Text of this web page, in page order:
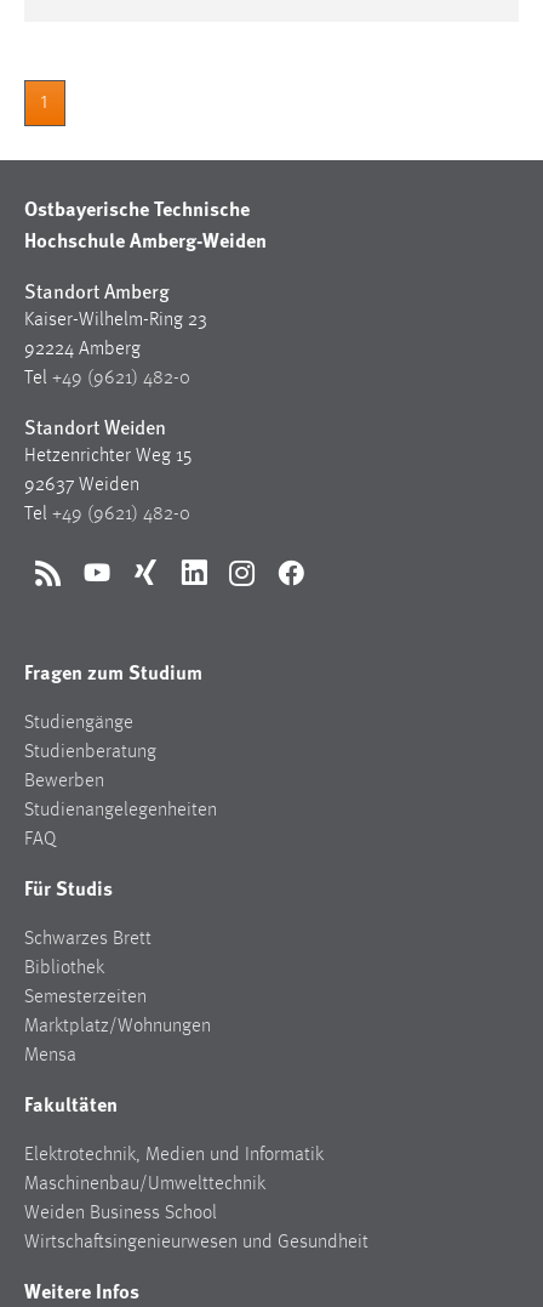
1
Ostbayerische Technische
Hochschule Amberg-Weiden
Standort Amberg
Kaiser-Wilhelm-Ring 23
92224 Amberg
Tel +49 (9621) 482-0
Standort Weiden
Hetzenrichter Weg 15
92637 Weiden
Tel +49 (9621) 482-0
RSS YouTubeXing LinkedInInstagramFacebook
Fragen zum Studium
Studiengänge
Studienberatung
Bewerben
Studienangelegenheiten
FAQ
Für Studis
Schwarzes Brett
Bibliothek
Semesterzeiten
Marktplatz/Wohnungen
Mensa
Fakultäten
Elektrotechnik, Medien und Informatik
Maschinenbau/Umwelttechnik
Weiden Business School
Wirtschaftsingenieurwesen und Gesundheit
Weitere Infos
Cookie Laufzeit:
Chat
Name:
MibewSessionID, MIBEW_UserID, mibew_locale, mibew-
Zweck:
Wird benötigt um die Chatfunktion nutzen zu können.
Cookie Laufzeit:
5e9dbeb1811c0446 = Sitzungslaufzeit, mibew_locale = 3
Login
Name:
Zweck:
Dieser Cookie ist notwendig um sich an der Website
Cookie Laufzeit:
STATISTIK
unsere Besucher unsere Website nutzen.
Matomo
Name:
_pk_ref, _pk_cvar, _pk_id, _pk_ses
Zweck: